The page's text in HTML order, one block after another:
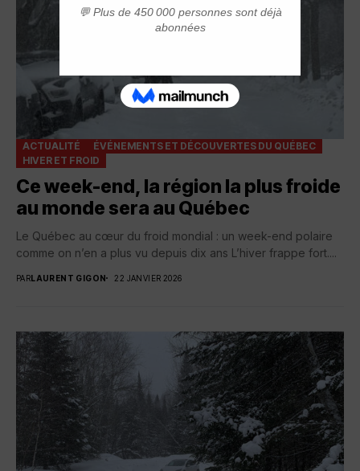
ACTUALITÉ
ÉVÉNEMENTS ET DÉCOUVERTES DU QUÉBEC
HIVER ET FROID
Ce week-end, la région la plus froide
au monde sera au Québec
Le Québec au cœur du froid mondial : un week-end polaire
comme on n’en a plus vu depuis dix ans L’hiver frappe fort....
PAR LAURENT GIGON 22 JANVIER 2026